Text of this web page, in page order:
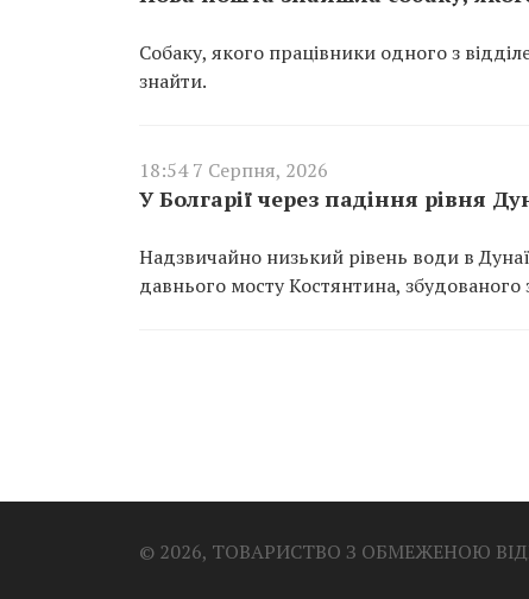
Собаку, якого працівники одного з
знайти.
18:54 7 Серпня, 2026
У Болгарії через падіння рівня
Надзвичайно низький рівень води в
давнього мосту Костянтина, збудованого
© 2026, ТОВАРИСТВО З ОБМЕЖЕНОЮ